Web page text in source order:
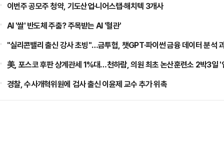
이번주 공모주 청약, 기도산업·니어스랩·해치텍 3개사
AI '쌀' 반도체 주춤? 주목받는 AI '혈관'
"실리콘밸리 출신 강사 초빙"…금투협, 챗GPT·파이썬 금융 데이터 분석
美, 포스코 후판 상계관세 1%대…천하람, 의원 최초 논산훈련소 2박3일 '
경찰, 수사개혁위원에 검사 출신 이윤제 교수 추가 위촉